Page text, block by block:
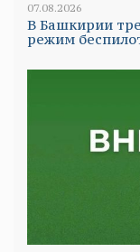
07.08.2026
В Башкирии
режим